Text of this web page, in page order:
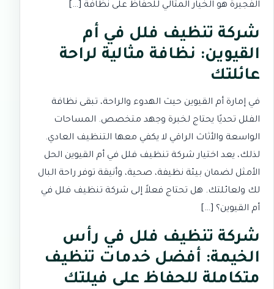
الفجيرة هو الخيار المثالي للحفاظ على نظافة […]
شركة تنظيف فلل في أم
القيوين: نظافة مثالية لراحة
عائلتك
في إمارة أم القيوين حيث الهدوء والراحة، تبقى نظافة
الفلل تحديًا يحتاج لخبرة وجهد متخصص. المساحات
الواسعة والأثاث الراقي لا يكفي معها التنظيف العادي.
لذلك، يعد اختيار شركة تنظيف فلل في أم القيوين الحل
الأمثل لضمان بيئة نظيفة، صحية، وأنيقة توفر راحة البال
لك ولعائلتك. هل تحتاج فعلاً إلى شركة تنظيف فلل في
أم القيوين؟ […]
شركة تنظيف فلل في رأس
الخيمة: أفضل خدمات تنظيف
متكاملة للحفاظ على فيلتك